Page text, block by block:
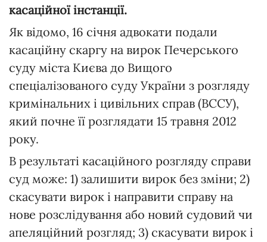
касаційної інстанції.
Як відомо, 16 січня адвокати подали
касаційну скаргу на вирок Печерського
суду міста Києва до Вищого
спеціалізованого суду України з розгляду
кримінальних і цивільних справ (ВССУ),
який почне її розглядати 15 травня 2012
року.
В результаті касаційного розгляду справи
суд може: 1) залишити вирок без зміни; 2)
скасувати вирок і направити справу на
нове розслідування або новий судовий чи
апеляційний розгляд; 3) скасувати вирок і